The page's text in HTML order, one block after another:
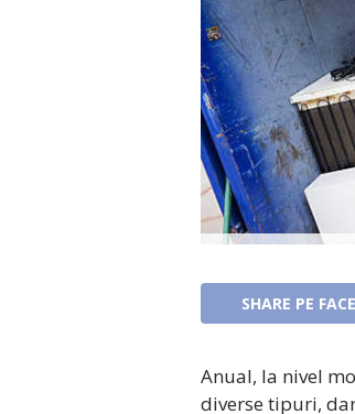
SHARE PE
Anual, la nivel
diverse tipuri,